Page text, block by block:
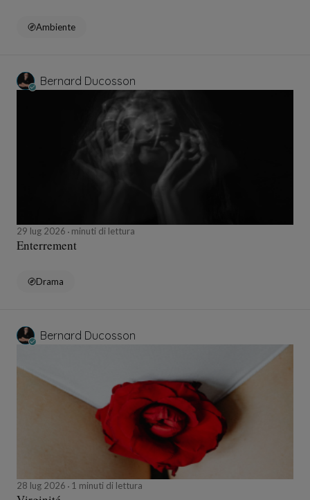
Ambiente
Bernard Ducosson
29 lug 2026 minuti di lettura
Enterrement
Drama
Bernard Ducosson
28 lug 2026 1 minuti di lettura